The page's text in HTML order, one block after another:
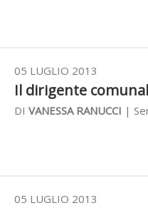
05 LUGLIO 2013
Il dirigente
DI VANESSA RANUCCI |
05 LUGLIO 2013